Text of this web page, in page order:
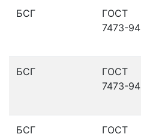
БСГ
ГОСТ
7473-94
БСГ
ГОСТ
7473-94
БСГ
ГОСТ